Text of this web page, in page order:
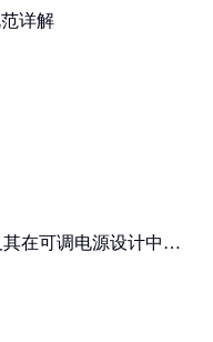
详解
在可调电源设计中的